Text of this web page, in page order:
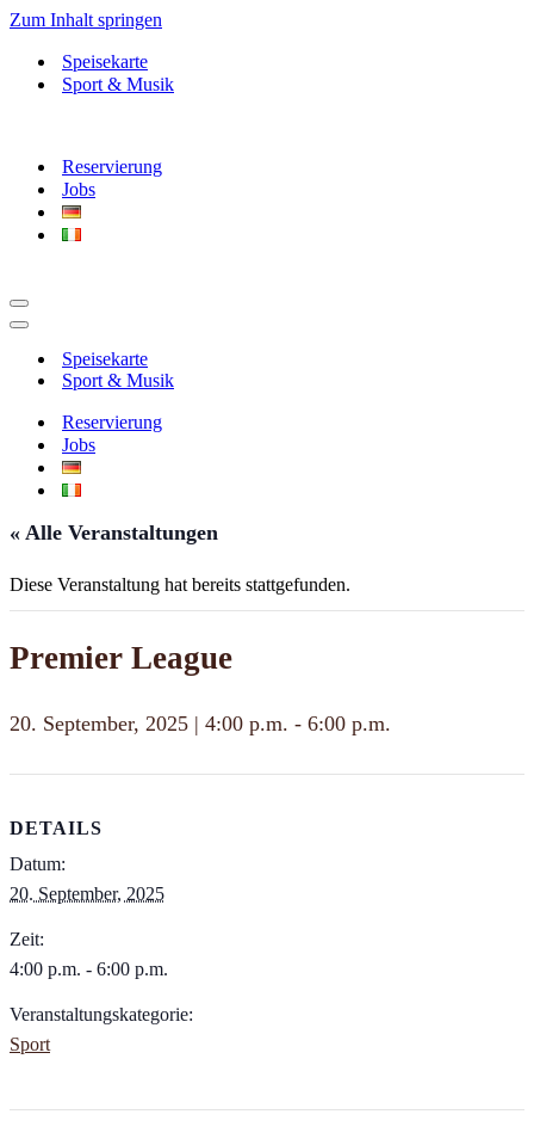
Zum Inhalt springen
Speisekarte
Sport & Musik
Reservierung
Jobs
Navigationsmenü
Navigationsmenü
Speisekarte
Sport & Musik
Reservierung
Jobs
« Alle Veranstaltungen
Diese Veranstaltung hat bereits stattgefunden.
Premier League
20. September, 2025 | 4:00 p.m. - 6:00 p.m.
DETAILS
Datum:
20. September, 2025
Zeit:
4:00 p.m. - 6:00 p.m.
Veranstaltungskategorie:
Sport